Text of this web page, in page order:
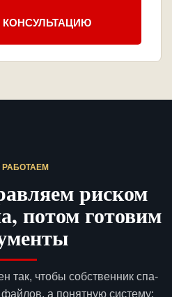
КОНСУЛЬТАЦИЮ
РАБОТАЕМ
риском
потом готовим
так, чтобы собственник спа-
а понятную систему: